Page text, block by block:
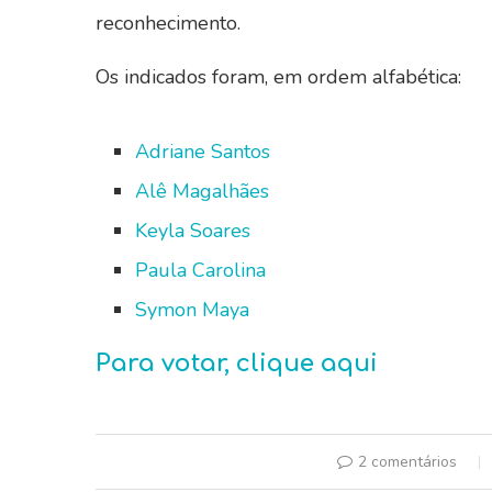
reconhecimento.
Os indicados foram, em ordem alfabética:
Adriane Santos
Alê Magalhães
Keyla Soares
Paula Carolina
Symon Maya
Para votar, clique aqui
2 comentários